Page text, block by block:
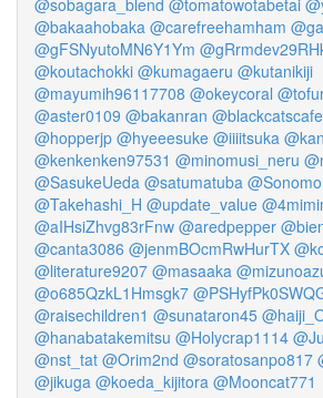
@sobagara_blend @tomatowotabetai
@bakaahobaka @carefreehamham
@gFSNyutoMN6Y1Ym
@koutachokki @kumagaeru @kutanikiji
@mayumih96117708 @okeycoral
@aster0109 @bakanran @blackcatscafe
@hopperjp @hyeeesuke @iiiitsuka
@kenkenken97531 @minomusi_neru
@SasukeUeda @satumatuba
@Takehashi_H @update_value
@aIHsiZhvg83rFnw @aredpepper
@canta3086 @jenmBOcmRwHurTX
@literature9207 @masaaka
@o685QzkL1Hmsgk7
@raisechildren1 @sunataron45
@hanabatakemitsu @Holycrap1114
@nst_tat @Orim2nd @soratosanpo817
@jikuga @koeda_kijitora @Mooncat771